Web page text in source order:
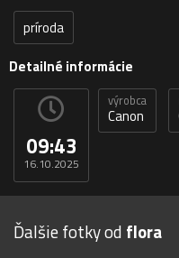
príroda
Detailné informácie
09:43
16.10.2025
výrobca
Canon
Ďalšie fotky od flora